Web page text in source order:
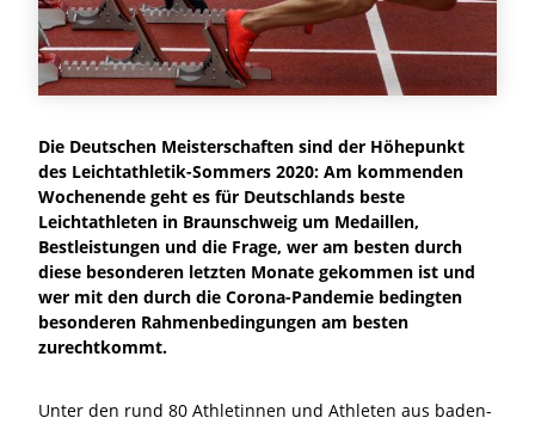
Die Deutschen Meisterschaften sind der Höhepunkt
des Leichtathletik-Sommers 2020: Am kommenden
Wochenende geht es für Deutschlands beste
Leichtathleten in Braunschweig um Medaillen,
Bestleistungen und die Frage, wer am besten durch
diese besonderen letzten Monate gekommen ist und
wer mit den durch die Corona-Pandemie bedingten
besonderen Rahmenbedingungen am besten
zurechtkommt.
Unter den rund 80 Athletinnen und Athleten aus baden-